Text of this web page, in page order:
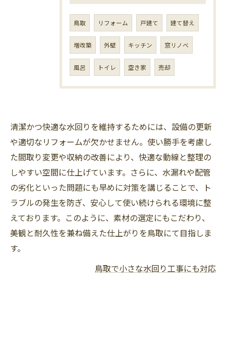
鳥取 リフォーム 戸建て 建て替え
増改築 外壁 キッチン 窓リノベ
風呂 トイレ 空き家 売却
清潔かつ快適な水回りを維持するためには、設備の更新
や適切なリフォームが欠かせません。使い勝手を考慮し
た間取り変更や収納の改善により、快適な動線と整理の
しやすい空間に仕上げています。さらに、水漏れや配管
の劣化といった問題にも早めに対策を講じることで、ト
ラブルの発生を防ぎ、安心して使い続けられる環境に整
えております。このように、素材の選定にもこだわり、
美観と耐久性を兼ね備えた仕上がりを鳥取にて目指しま
す。
鳥取で小さな水回り工事にも対応